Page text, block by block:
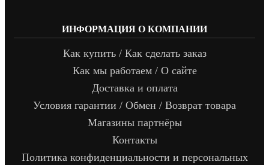
ИНФОРМАЦИЯ О КОМПАНИИ
Как купить / Как сделать заказ
Как мы работаем / О сайте
Доставка и оплата
Условия гарантии / Обмен / Возврат товара
Магазины партнёры
Контакты
Политика конфиденциальности и персональных